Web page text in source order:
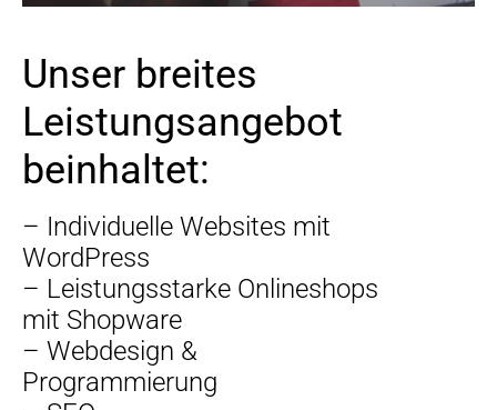
Unser breites
Leistungsangebot
beinhaltet:
– Individuelle Websites mit
WordPress
– Leistungsstarke Onlineshops
mit Shopware
– Webdesign &
Programmierung